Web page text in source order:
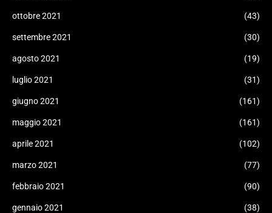
ottobre 2021 (43)
settembre 2021 (30)
agosto 2021 (19)
luglio 2021 (31)
giugno 2021 (161)
maggio 2021 (161)
aprile 2021 (102)
marzo 2021 (77)
febbraio 2021 (90)
gennaio 2021 (38)